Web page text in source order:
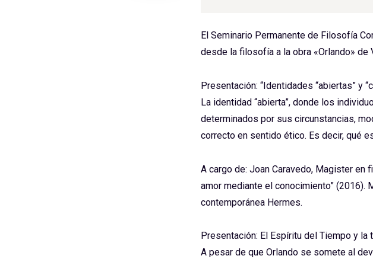
El Seminario Permanente de Filosofía
desde la filosofía a la obra «Orlando» de
Presentación: “Identidades “abiertas” y
La identidad “abierta”, donde los
determinados por sus circunstancias,
correcto en sentido ético. Es decir, qué
A cargo de: Joan Caravedo, Magister en
amor mediante el conocimiento”
contemporánea Hermes.
Presentación: El Espíritu del Tiempo y
A pesar de que Orlando se somete al